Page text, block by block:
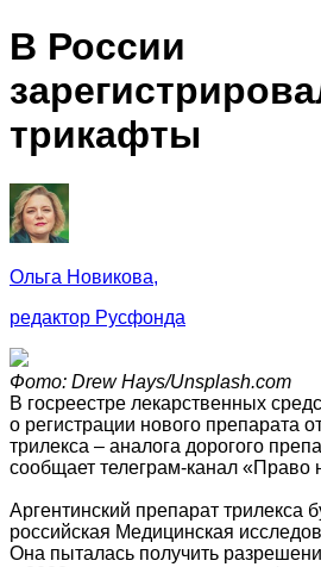
В России
трикафты
Ольга Новикова,
редактор Русфонда
Фото: Drew Hays/Unsplash.com
В госреестре лекарственных
о регистрации нового препарата
трилекса – аналога дорогого
сообщает телеграм-канал «Право
Аргентинский препарат трилекса
российская Медицинская
Она пыталась получить